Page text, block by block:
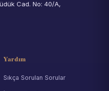
Cad. No: 40/A,
Yardım
Sıkça Sorulan Sorular